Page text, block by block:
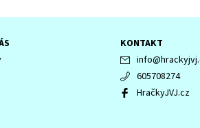
KONTAKT
info@
605708274
HračkyJVJ.cz